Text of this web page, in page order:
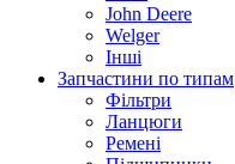
John Deere
Welger
Інші
Запчастини по типам
Фільтри
Ланцюги
Ремені